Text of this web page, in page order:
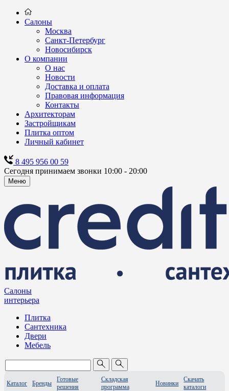
Салоны
Москва
Санкт-Петербург
Новосибирск
О компании
О нас
Новости
Доставка и оплата
Правовая информация
Контакты
Архитекторам
Застройщикам
Плитка оптом
Личный кабинет
8 495 956 00 59
Сегодня принимаем звонки 10:00 - 20:00
Меню
Салоны
интерьера
Плитка
Сантехника
Двери
Мебель
Каталог Бренды
Готовые
решения
Складская
программа
Новинки
Скачать
каталоги